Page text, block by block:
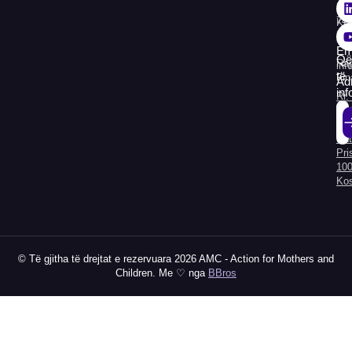
38
748
309
të
© Të gjitha të drejtat e rezervuara 2026 AMC - Action for Mothers and
Children. Me ♡ nga BBros